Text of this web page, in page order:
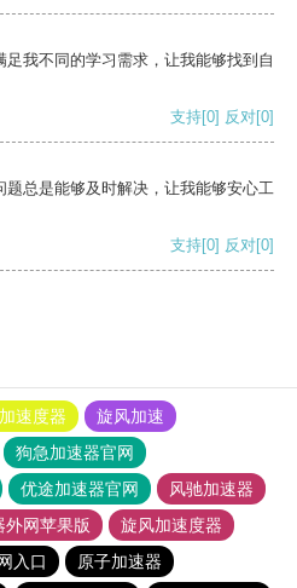
我不同的学习需求，让我能够找到自
支持[0] 反对[0]
总是能够及时解决，让我能够安心工
支持[0] 反对[0]
速度器
旋风加速
狗急加速器官网
优途加速器官网
风驰加速器
外网苹果版
旋风加速度器
入口 原子加速器